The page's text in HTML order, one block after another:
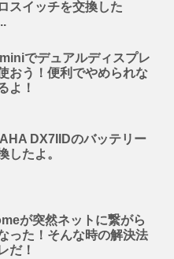
スイッチを交換した
でデュアルディスプレ
おう！便利でやめられな
よ！
DX7IIDのバッテリー
したよ。
が突然ネットに繋がら
った！そんな時の解決法
だ！